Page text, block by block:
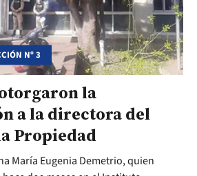
Nº 3
la
a la directora del
Propiedad
María Eugenia Demetrio, quien